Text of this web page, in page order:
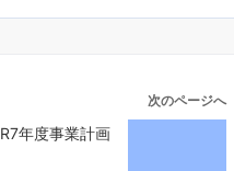
次のページへ
R7年度事業計画